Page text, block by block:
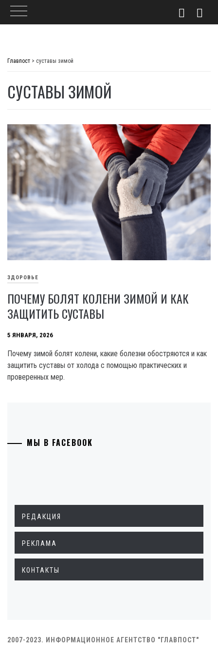
Главпост > суставы зимой
СУСТАВЫ ЗИМОЙ
ЗДОРОВЬЕ
ПОЧЕМУ БОЛЯТ КОЛЕНИ ЗИМОЙ И КАК
ЗАЩИТИТЬ СУСТАВЫ
5 ЯНВАРЯ, 2026
Почему зимой болят колени, какие болезни обостряются и как
защитить суставы от холода с помощью практических и
проверенных мер.
МЫ В FACEBOOK
РЕДАКЦИЯ
РЕКЛАМА
КОНТАКТЫ
2007-2023. ИНФОРМАЦИОННОЕ АГЕНТСТВО "ГЛАВПОСТ"